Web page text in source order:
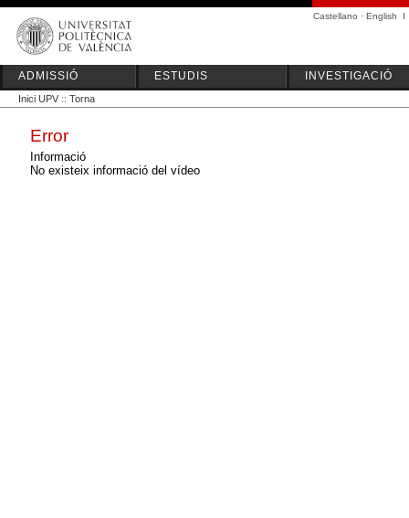
Castellano · English I
ADMISSIÓ ESTUDIS INVESTIGACIÓ
Inici UPV :: Torna
Error
Informació
No existeix informació del vídeo